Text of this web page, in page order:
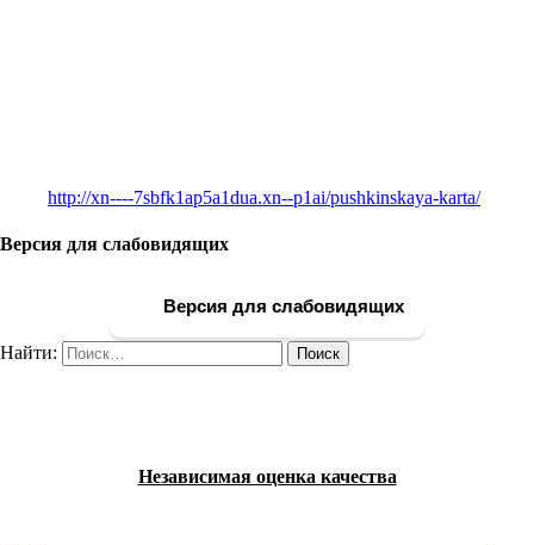
http://xn----7sbfk1ap5a1dua.xn--p1ai/pushkinskaya-karta/
Версия для слабовидящих
Версия для слабовидящих
Найти:
Независимая оценка качества